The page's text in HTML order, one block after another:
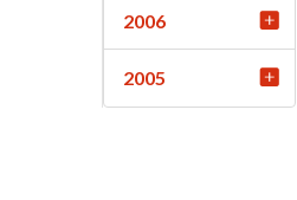
2006
2005